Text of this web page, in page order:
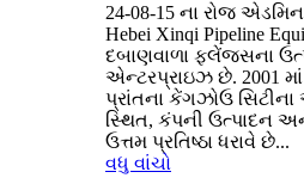
24-08-15 ના રોજ એડમિન
Hebei Xinqi Pipeline
દબાણવાળા ફ્લેંજ્સના
એન્ટરપ્રાઇઝ છે. 2001
પ્રાંતના કેંગઝોઉ
સ્થિત, કંપની ઉત્પાદન
ઉત્તમ પ્રતિષ્ઠા ધરાવે છે...
વધુ વાંચો